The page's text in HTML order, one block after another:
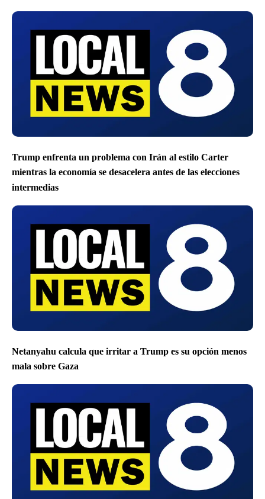
Trump enfrenta un problema con Irán al estilo Carter
mientras la economía se desacelera antes de las elecciones
intermedias
Netanyahu calcula que irritar a Trump es su opción menos
mala sobre Gaza